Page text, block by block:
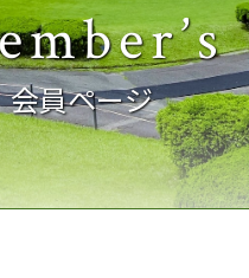
会員ページ